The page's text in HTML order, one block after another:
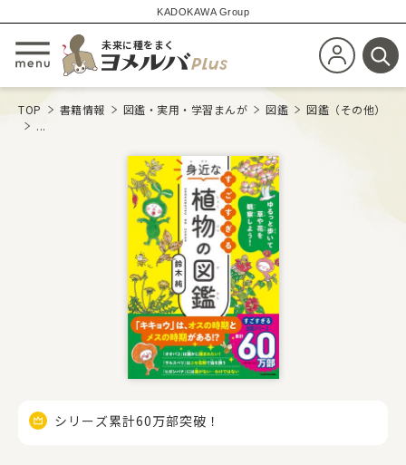
KADOKAWA Group
メニューを開閉する
未来に種をまく
新規会員登
検
TOP 書籍情報 図鑑・実用・学習まんが 図鑑
図鑑（その他）
...
受賞歴シリーズ累計60万部突破！